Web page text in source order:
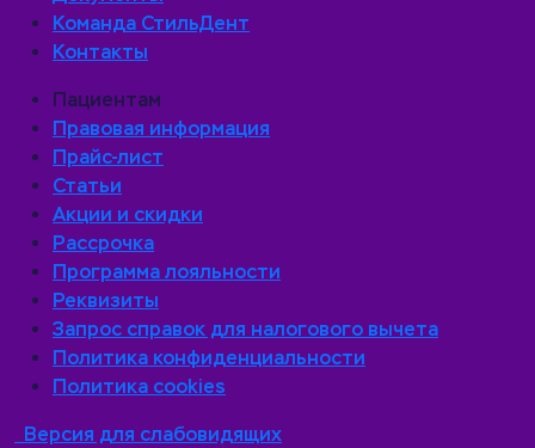
Команда СтильДент
Контакты
Пациентам
Правовая информация
Прайс-лист
Статьи
Акции и скидки
Рассрочка
Программа лояльности
Реквизиты
Запрос справок для налогового вычета
Политика конфиденциальности
Политика cookies
Версия для слабовидящих